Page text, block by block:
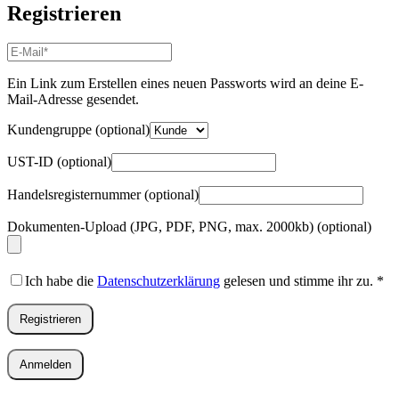
Registrieren
E-
Mail-
Adresse*
Erforderlich
Ein Link zum Erstellen eines neuen Passworts wird an deine E-
Mail-Adresse gesendet.
Kundengruppe (optional)
UST-ID (optional)
Handelsregisternummer(optional)
Dokumenten-Upload (JPG, PDF, PNG, max. 2000kb) (optional)
Ich habe die Datenschutzerklärung gelesen und stimme ihr zu. *
Registrieren
Anmelden